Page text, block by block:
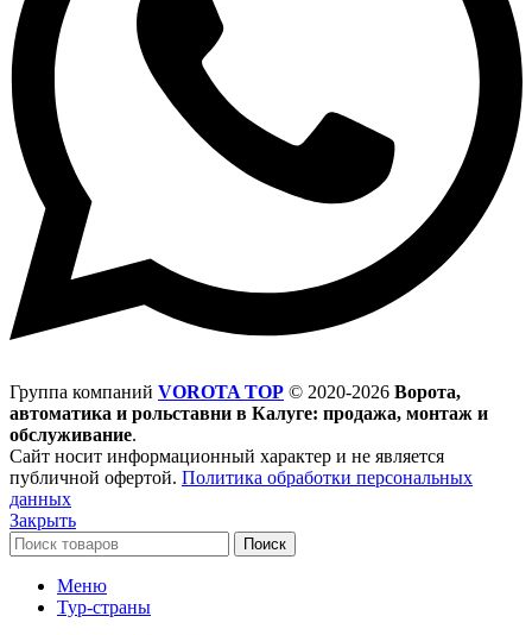
Группа компаний VOROTA TOP © 2020-2026 Ворота,
автоматика и рольставни в Калуге: продажа, монтаж и
обслуживание.
Сайт носит информационный характер и не является
публичной офертой. Политика обработки персональных
данных
Закрыть
Поиск
Меню
Тур-страны